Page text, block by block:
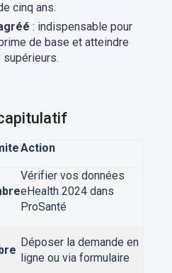
cinq ans.
: indispensable pour
de base et atteindre
Action
Vérifier vos données
eHealth 2024 dans
ProSanté
Déposer la demande en
ligne ou via formulaire